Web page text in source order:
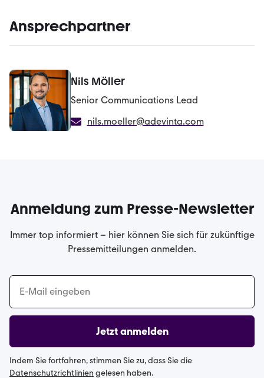
Ansprechpartner
Nils Möller
Senior Communications Lead
nils.moeller@adevinta.com
Anmeldung zum Presse-Newsletter
Immer top informiert – hier können Sie sich für zukünftige
Pressemitteilungen anmelden.
Jetzt anmelden
Indem Sie fortfahren, stimmen Sie zu, dass Sie die
Datenschutzrichtlinien gelesen haben.